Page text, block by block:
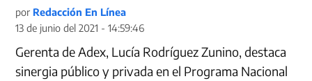
por Redacción En Línea
13 de junio del 2021 - 14:59:46
Gerenta de Adex, Lucía Rodríguez Zunino, destaca
sinergia público y privada en el Programa Nacional